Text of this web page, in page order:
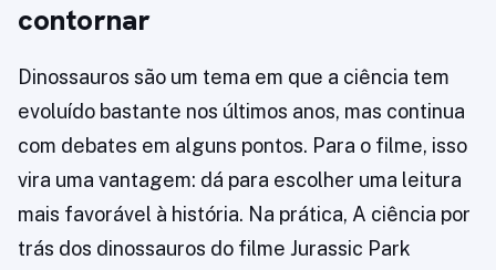
contornar
Dinossauros são um tema em que a ciência tem
evoluído bastante nos últimos anos, mas continua
com debates em alguns pontos. Para o filme, isso
vira uma vantagem: dá para escolher uma leitura
mais favorável à história. Na prática, A ciência por
trás dos dinossauros do filme Jurassic Park